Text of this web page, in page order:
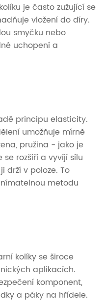
je často zužující se
vložení do díry.
smyčku nebo
uchopení a
principu elasticity.
umožňuje mírně
pružina - jako je
se rozšíří a vyvíjí sílu
drží v poloze. To
metodu
kolíky se široce
aplikacích.
komponent,
a páky na hřídele.